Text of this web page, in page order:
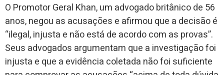
O Promotor Geral Khan, um advogado britânico de 56
anos, negou as acusações e afirmou que a decisão é
“ilegal, injusta e não está de acordo com as provas”.
Seus advogados argumentam que a investigação foi
injusta e que a evidência coletada não foi suficiente